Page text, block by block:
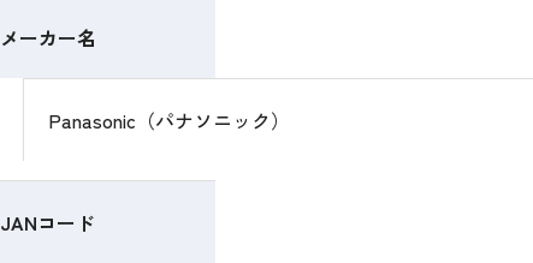
メーカー名
Panasonic（パナソニック）
JANコード